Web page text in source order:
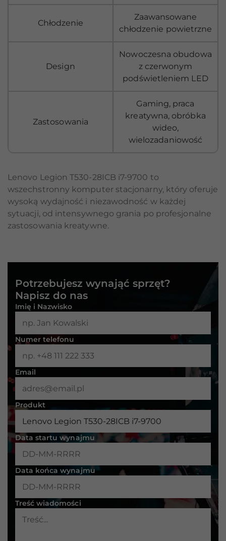
Chłodzenie
Zaawansowane
chłodzenie powietrzne
Design
Nowoczesna obudowa
z czerwonym
podświetleniem LED
Zastosowania
Gaming, praca
kreatywna, obróbka
wideo,
wielozadaniowość
Lenovo Legion T530-28ICB i7-9700 to
wszechstronny komputer stacjonarny, który oferuje
wysoką wydajność i niezawodność w każdej
sytuacji, od intensywnego grania po profesjonalne
zastosowania kreatywne.
Potrzebujesz wynająć sprzęt?
Napisz do nas
Imię i Nazwisko
Numer telefonu
Email
Produkt
Data startu wynajmu
Data końca wynajmu
Treść wiadomości
opcjonalne. Są
internetowej.
Statystyka
Abyśmy mogli
i strukturę
strony
internetowej,
na podstawie
tego, jak
używana.
Doświadczenie
Aby nasza strona